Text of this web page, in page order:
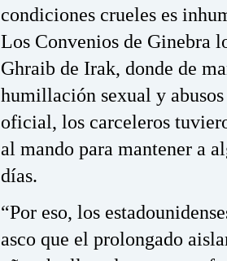
condiciones crueles es
Los Convenios de Ginebra
Ghraib de Irak, donde de
humillación sexual y
oficial, los carceleros
al mando para mantener a
días.
“Por eso, los
asco que el prolongado